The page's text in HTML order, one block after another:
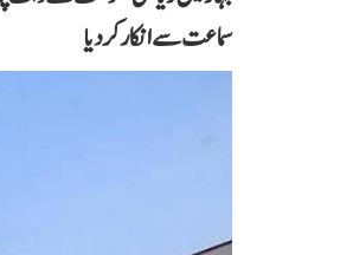
سماعت سے انکار کر دیا